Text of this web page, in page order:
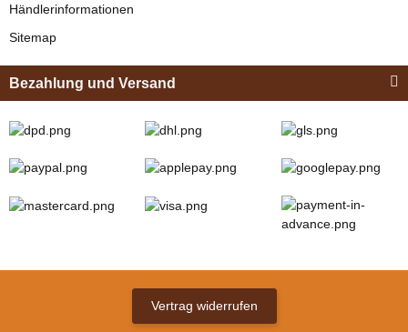
Händlerinformationen
Sitemap
Bezahlung und Versand
Vertrag widerrufen